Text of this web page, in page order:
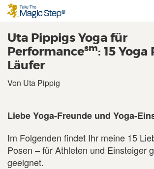
Uta Pippigs Yoga für
Performancesm: 15
Läufer
Von Uta Pippig
Liebe Yoga-Freunde und Yoga-
Im Folgenden findet Ihr meine 15
Posen – für Athleten und Einsteiger
geeignet.